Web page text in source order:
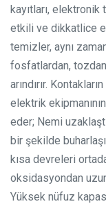
kayıtları, elektronik
etkili ve dikkatlice
temizler, aynı
fosfatlardan,
arındırır.
elektrik
eder; Nemi
bir şekilde
kısa devreleri
oksidasyondan
Yüksek nüfuz